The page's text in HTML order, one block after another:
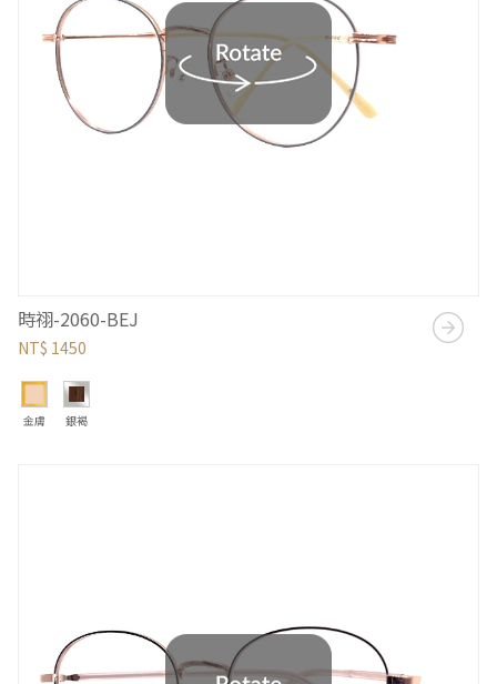
時祤-2060-BEJ
NT$ 1450
金膚 銀褐